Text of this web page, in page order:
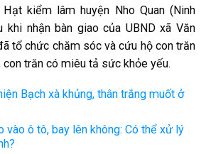
kiểm lâm huyện Nho Quan (Ninh
khinhận bàn giao của UBND xã Văn
tổ chức chăm sócvà cứu hộ con trăn
con trăn có miêu tả sức khỏe yếu.
Bạch xà khủng, thân trắng muốt ở
vào ô tô, bay lên không: Có thể xử lý